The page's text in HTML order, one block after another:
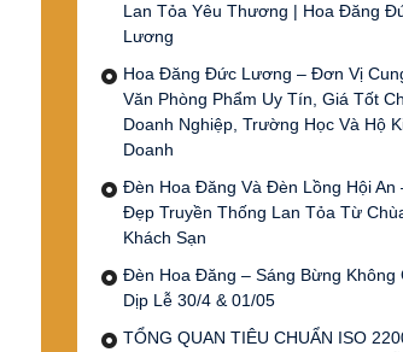
Lan Tỏa Yêu Thương | Hoa Đăng
Lương
Hoa Đăng Đức Lương – Đơn Vị
Văn Phòng Phẩm Uy Tín, Giá Tốt
Doanh Nghiệp, Trường Học Và Hộ
Doanh
Đèn Hoa Đăng Và Đèn Lồng Hội An
Đẹp Truyền Thống Lan Tỏa Từ
Khách Sạn
Đèn Hoa Đăng – Sáng Bừng Không
Dịp Lễ 30/4 & 01/05
TỔNG QUAN TIÊU CHUẨN ISO